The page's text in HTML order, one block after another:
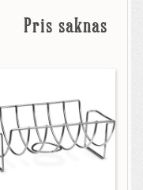
Pris saknas